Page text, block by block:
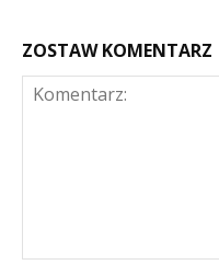
ZOSTAW KOMENTARZ